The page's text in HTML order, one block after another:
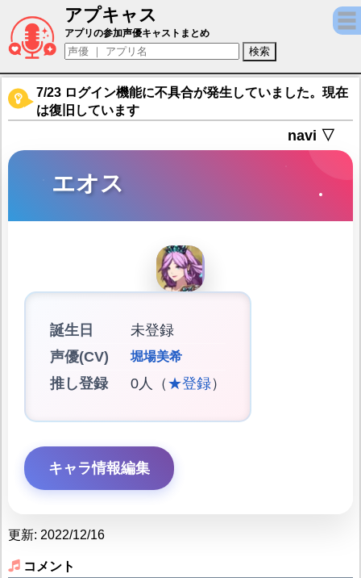
アプキャス
エオス（声優：堀場美希)【ミシックヒーロ
アプリの参加声優キャストまとめ
7/23 ログイン機能に不具合が発生していました。現在
は復旧しています
navi ▽
エオス
誕生日
未登録
声優(CV)
堀場美希
推し登録 0人（ ★登録）
キャラ情報編集
更新: 2022/12/16
コメント